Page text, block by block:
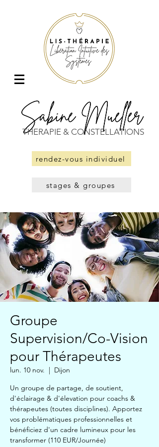
THERAPIE & CONSTELLATIONS
rendez-vous individuel
stages & groupes
Groupe
Supervision/Co-Vision
pour Thérapeutes
lun. 10 nov.
  |
Dijon
Un groupe de partage, de soutient,
d'éclairage & d'élevation pour coachs &
thérapeutes (toutes disciplines). Apportez
vos problématiques professionnelles et
bénéficiez d'un cadre lumineux pour les
transformer (110 EUR/Journée)